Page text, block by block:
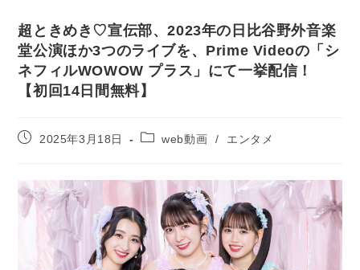
超ときめき♡宣伝部、2023年の日比谷野外音楽
堂公演ほか3つのライブを、Prime Videoの「シ
ネフィルWOWOW プラス」にて一挙配信！
【初回14日間無料】
投
開
日:
2025年3月18日
投
テ
リ
ー:
web動画 / エンタメ